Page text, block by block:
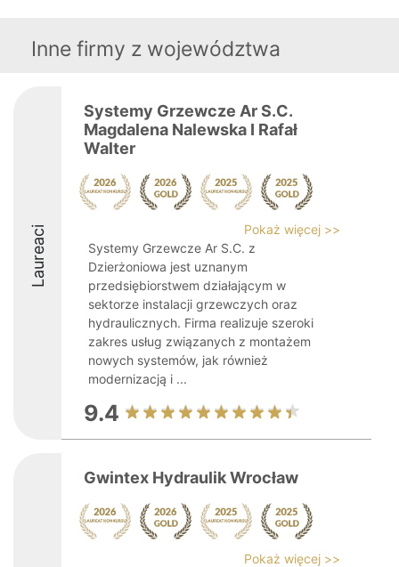
Inne firmy z województwa
Laureaci
Systemy Grzewcze Ar S.C.
Magdalena Nalewska I Rafał
Walter
Pokaż więcej >>
Systemy Grzewcze Ar S.C. z
Dzierżoniowa jest uznanym
przedsiębiorstwem działającym w
sektorze instalacji grzewczych oraz
hydraulicznych. Firma realizuje szeroki
zakres usług związanych z montażem
nowych systemów, jak również
modernizacją i ...
9.4
Gwintex Hydraulik Wrocław
Pokaż więcej >>